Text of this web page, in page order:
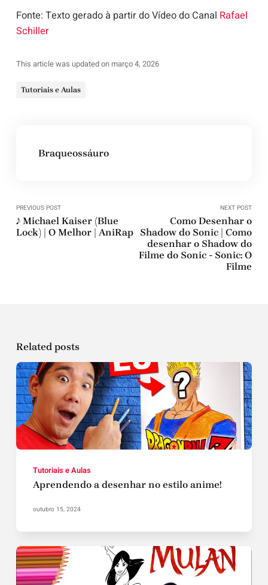
Fonte: Texto gerado à partir do Vídeo do Canal Rafael
Schiller
This article was updated on março 4, 2026
Tutoriais e Aulas
Braqueossáuro
PREVIOUS POST
♪ Michael Kaiser (Blue
Lock) | O Melhor | AniRap
NEXT POST
Como Desenhar o
Shadow do Sonic | Como
desenhar o Shadow do
Filme do Sonic - Sonic: O
Filme
Related posts
Tutoriais e Aulas
Aprendendo a desenhar no estilo anime!
outubro 15, 2024